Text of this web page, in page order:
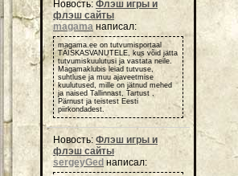
Новость: Флэш игры и
флэш сайты
magama написал:
magama.ee on tutvumisportaal
TÄISKASVANUTELE, kus võid jätta
tutvumiskuulutusi ja vastata neile.
Magamaklubis leiad tutvuse,
suhtluse ja muu ajaveetmise
kuulutused, mille on jätnud mehed
ja naised Tallinnast, Tartust ,
Pärnust ja teistest Eesti
piirkondadest.
Новость: Флэш игры и
флэш сайты
sergeyGed написал: